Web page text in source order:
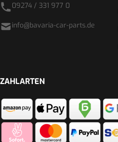
09274 / 331 977 0
info@bavaria-car-parts.de
ZAHLARTEN